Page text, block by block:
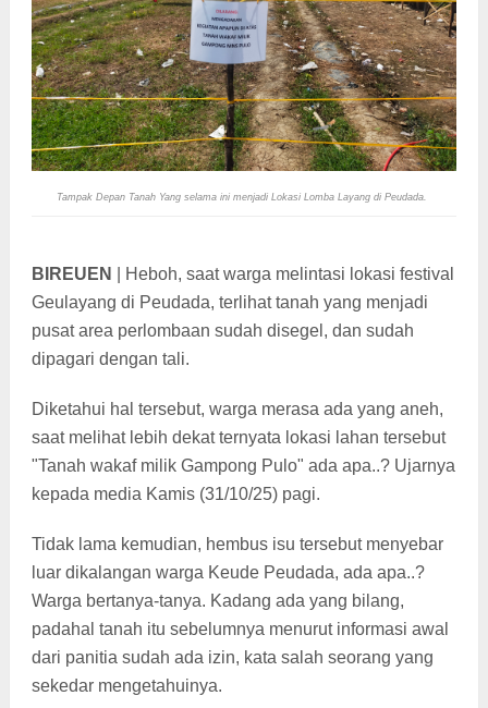
Tampak Depan Tanah Yang selama ini menjadi Lokasi Lomba Layang di Peudada.
BIREUEN
| Heboh, saat warga melintasi lokasi festival
Geulayang di Peudada, terlihat tanah yang menjadi
pusat area perlombaan sudah disegel, dan sudah
dipagari dengan tali.
Diketahui hal tersebut, warga merasa ada yang aneh,
saat melihat lebih dekat ternyata lokasi lahan tersebut
"Tanah wakaf milik Gampong Pulo" ada apa..? Ujarnya
kepada media Kamis (31/10/25) pagi.
Tidak lama kemudian, hembus isu tersebut menyebar
luar dikalangan warga Keude Peudada, ada apa..?
Warga bertanya-tanya. Kadang ada yang bilang,
padahal tanah itu sebelumnya menurut informasi awal
dari panitia sudah ada izin, kata salah seorang yang
sekedar mengetahuinya.